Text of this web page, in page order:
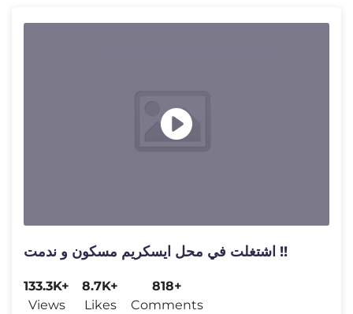
اشتغلت في محل ايسكريم مسكون و ندمت !!
133.3K+
Views
8.7K+
Likes
818+
Comments